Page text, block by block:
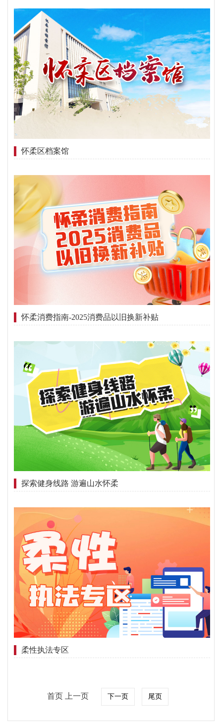
怀柔区档案馆
怀柔消费指南-2025消费品以旧换新补贴
探索健身线路 游遍山水怀柔
柔性执法专区
首页 上一页 下一页 尾页